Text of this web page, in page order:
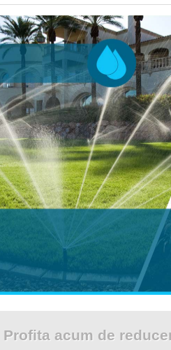
Profita acum de